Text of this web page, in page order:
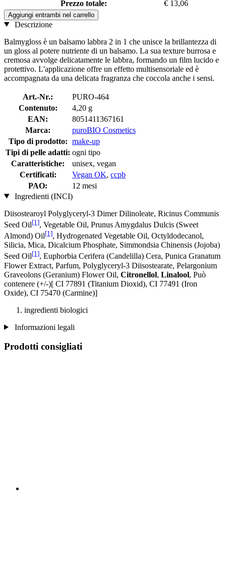
Prezzo totale: € 13,06
Aggiungi entrambi nel carrello
Descrizione
Balmygloss è un balsamo labbra 2 in 1 che unisce la brillantezza di
un gloss al potere nutriente di un balsamo. La sua texture burrosa e
cremosa avvolge delicatamente le labbra, formando un film lucido e
protettivo. L'applicazione offre un effetto multisensoriale ed è
accompagnata da una delicata fragranza che coccola anche i sensi.
Art.-Nr.:
PURO-464
Contenuto:
4,20 g
EAN:
8051411367161
Marca:
puroBIO Cosmetics
Tipo di prodotto: make-up
Tipi di pelle adatti: ogni tipo
Caratteristiche:
unisex, vegan
Certificati:
Vegan OK, ccpb
PAO:
12 mesi
Ingredienti (INCI)
Diisostearoyl Polyglyceryl-3 Dimer Dilinoleate, Ricinus Communis
Seed Oil[1], Vegetable Oil, Prunus Amygdalus Dulcis (Sweet
Almond) Oil[1], Hydrogenated Vegetable Oil, Octyldodecanol,
Silicia, Mica, Dicalcium Phosphate, Simmondsia Chinensis (Jojoba)
Seed Oil[1], Euphorbia Cerifera (Candelilla) Cera, Punica Granatum
Flower Extract, Parfum, Polyglyceryl-3 Diisostearate, Pelargonium
Graveolons (Geranium) Flower Oil, Citronellol, Linalool, Può
contenere (+/-)[ CI 77891 (Titanium Dioxid), CI 77491 (Iron
Oxide), CI 75470 (Carmine)]
ingredienti biologici
Informazioni legali
Prodotti consigliati